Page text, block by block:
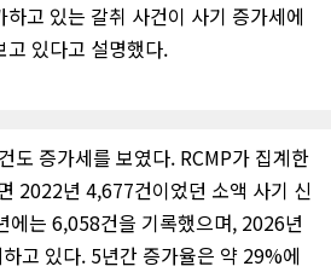
고 있는 갈취 사건이 사기 증가세에
고 있다고 설명했다.
도 증가세를 보였다. RCMP가 집계한
2022년 4,677건이었던 소액 사기 신
에는 6,058건을 기록했으며, 2026년
고 있다. 5년간 증가율은 약 29%에